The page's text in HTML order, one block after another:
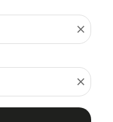
close
close